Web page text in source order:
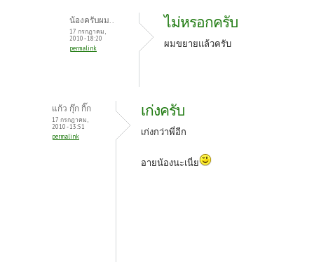
น้องครับผม..
17 กรกฎาคม,
2010 - 18:20
permalink
ไม่หรอกครับ
ผมขยายแล้วครับ
แก้ว กุ๊ก กิ๊ก
17 กรกฎาคม,
2010 - 13:51
permalink
เก่งครับ
เก่งกว่าพี่อีก
อายน้องนะเนี่ย